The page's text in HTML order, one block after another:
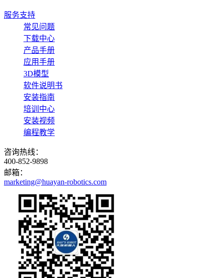
服务支持
常见问题
下载中心
产品手册
应用手册
3D模型
软件说明书
安装指南
培训中心
安装视频
编程教学
咨询热线：
400-852-9898
邮箱：
marketing@huayan-robotics.com